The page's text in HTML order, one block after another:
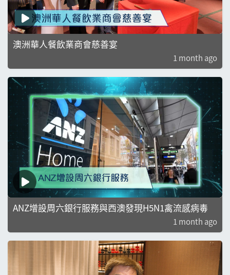
澳洲華人餐飲業商會慈善宴
1 month ago
ANZ增設周六銀行服務與西澳發現H5N1禽流感病毒
1 month ago